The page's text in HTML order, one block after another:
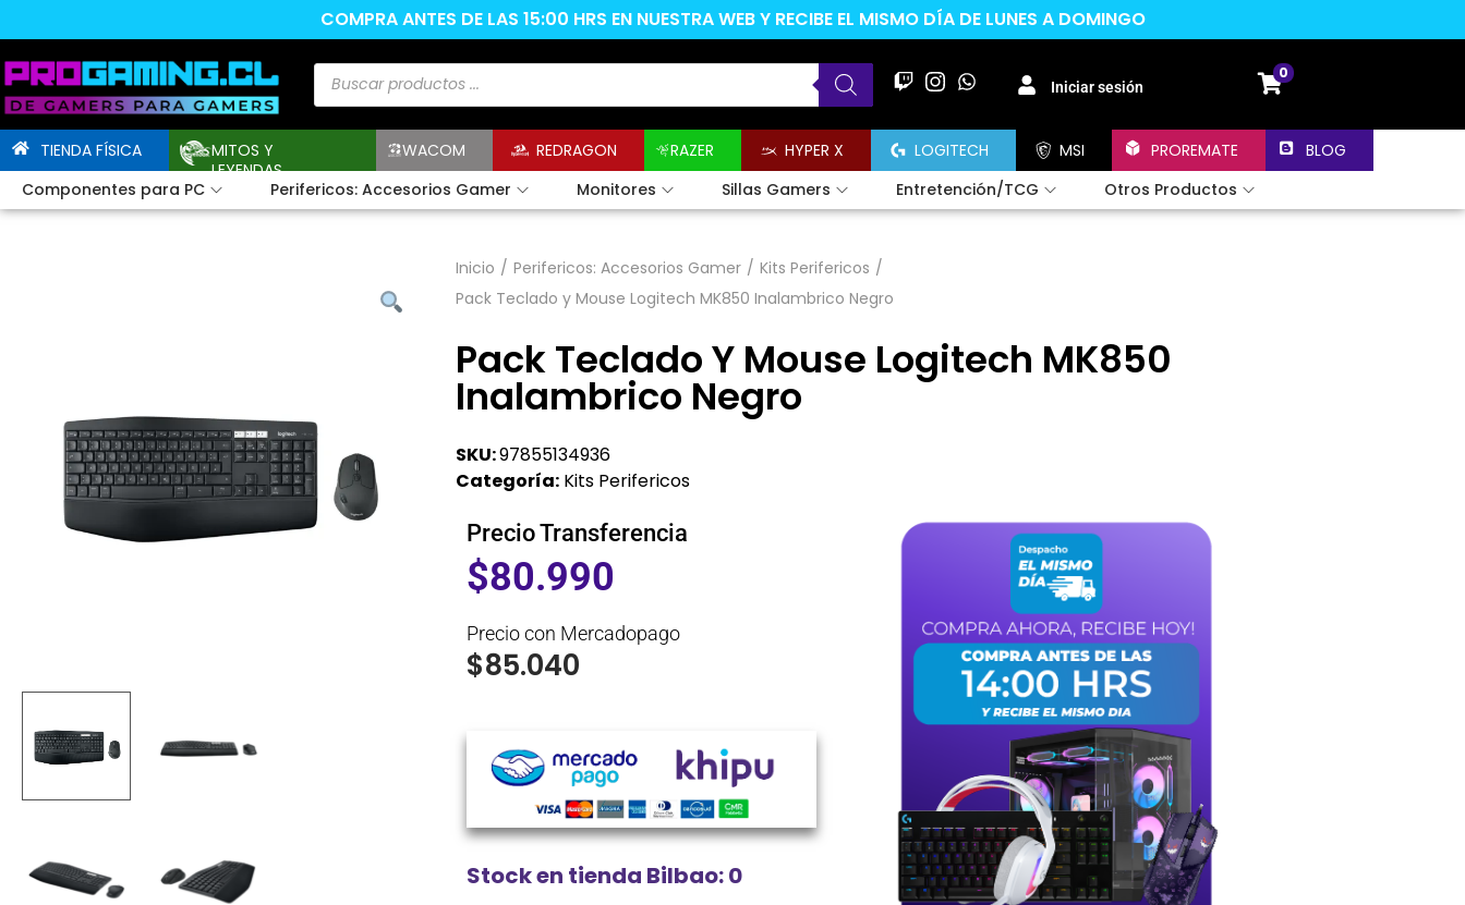
COMPRA ANTES DE LAS 15:00 HRS EN NUESTRA WEB Y RECIBE EL MISMO DÍA DE LUNES A DOMINGO
Iniciar sesión
0
TIENDA FÍSICA
MITOS Y
LEYENDAS
WACOM REDRAGON RAZER HYPER X LOGITECH MSI PROREMATE
BLOG
Componentes para PC
Perifericos: Accesorios Gamer Monitores Sillas Gamers Entretención/TCG Otros Productos
Inicio / Perifericos: Accesorios Gamer / Kits Perifericos /
Pack Teclado y Mouse Logitech MK850 Inalambrico Negro
Pack Teclado Y Mouse Logitech MK850
Inalambrico Negro
SKU:97855134936
Categoría: Kits Perifericos
Precio Transferencia
$80.990
Precio con Mercadopago
$85.040
Stock en tienda Bilbao: 0